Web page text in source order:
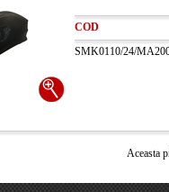
COD
SMK0110/24/
Aceasta